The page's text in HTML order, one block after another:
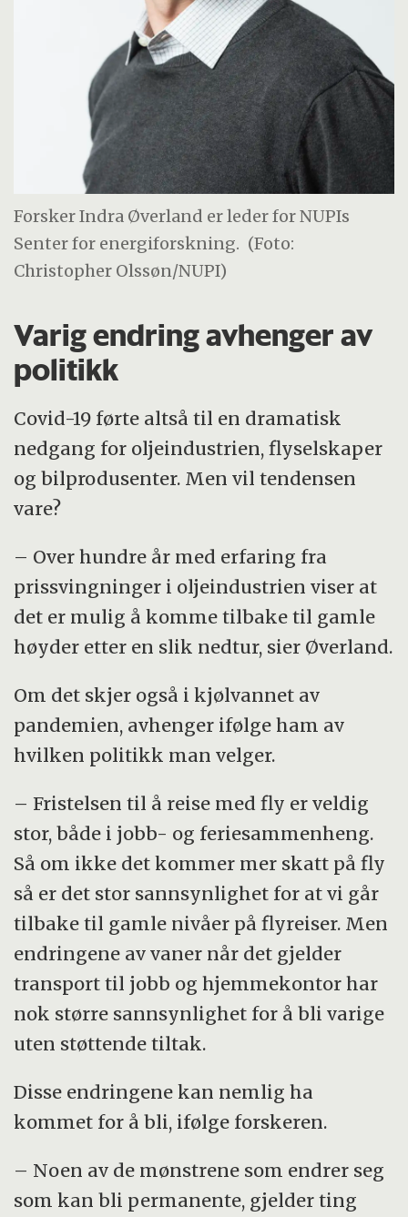
Forsker Indra Øverland er leder for NUPIs
Senter for energiforskning. (Foto:
Christopher Olssøn/NUPI)
Varig endring avhenger av
politikk
Covid-19 førte altså til en dramatisk
nedgang for oljeindustrien, flyselskaper
og bilprodusenter. Men vil tendensen
vare?
– Over hundre år med erfaring fra
prissvingninger i oljeindustrien viser at
det er mulig å komme tilbake til gamle
høyder etter en slik nedtur, sier Øverland.
Om det skjer også i kjølvannet av
pandemien, avhenger ifølge ham av
hvilken politikk man velger.
– Fristelsen til å reise med fly er veldig
stor, både i jobb- og feriesammenheng.
Så om ikke det kommer mer skatt på fly
så er det stor sannsynlighet for at vi går
tilbake til gamle nivåer på flyreiser. Men
endringene av vaner når det gjelder
transport til jobb og hjemmekontor har
nok større sannsynlighet for å bli varige
uten støttende tiltak.
Disse endringene kan nemlig ha
kommet for å bli, ifølge forskeren.
– Noen av de mønstrene som endrer seg
som kan bli permanente, gjelder ting